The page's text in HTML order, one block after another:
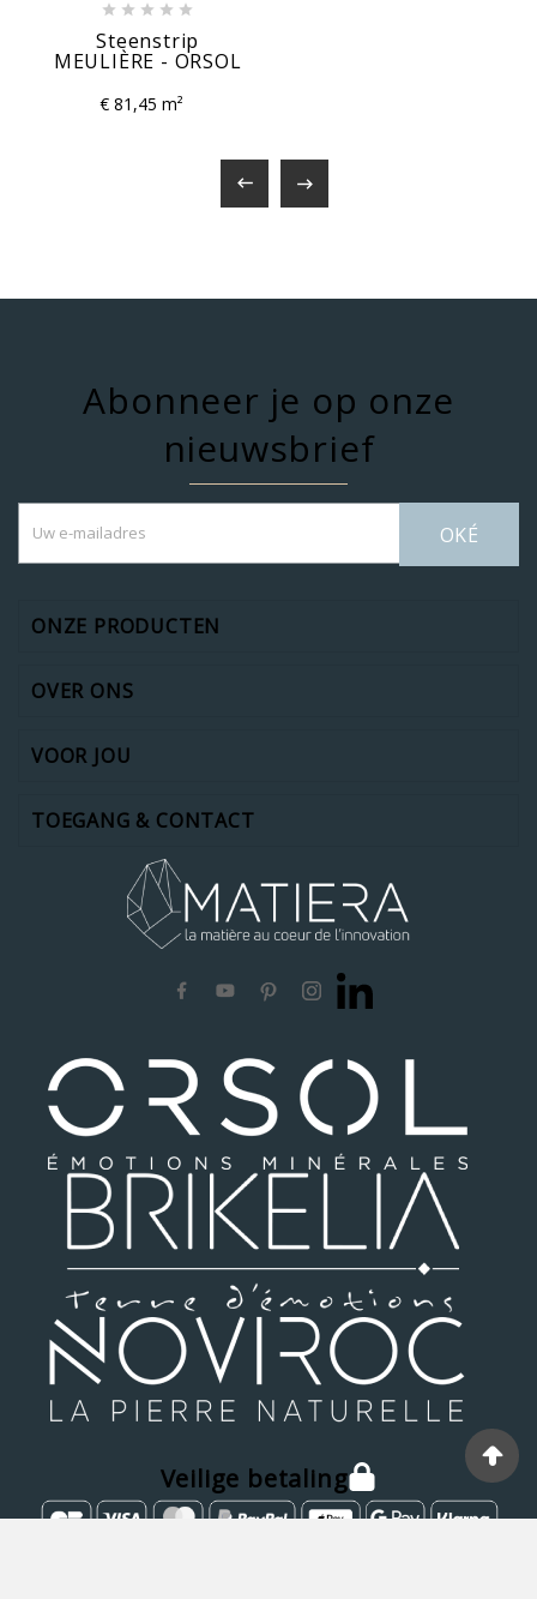
    
Steenstrip
MEULIÈRE - ORSOL
€ 81,45 m²
 
Abonneer je op onze
nieuwsbrief
OKÉ
ONZE PRODUCTEN
OVER ONS
VOOR JOU
TOEGANG & CONTACT
Veilige betaling